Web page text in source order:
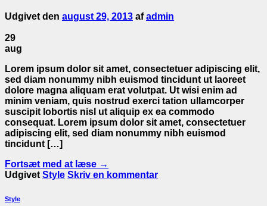
Udgivet den august 29, 2013 afadmin
29
aug
Lorem ipsum dolor sit amet, consectetuer adipiscing elit,
sed diam nonummy nibh euismod tincidunt ut laoreet
dolore magna aliquam erat volutpat. Ut wisi enim ad
minim veniam, quis nostrud exerci tation ullamcorper
suscipit lobortis nisl ut aliquip ex ea commodo
consequat. Lorem ipsum dolor sit amet, consectetuer
adipiscing elit, sed diam nonummy nibh euismod
tincidunt […]
Fortsæt med at læse →
Udgivet Style Skriv en kommentar
Style